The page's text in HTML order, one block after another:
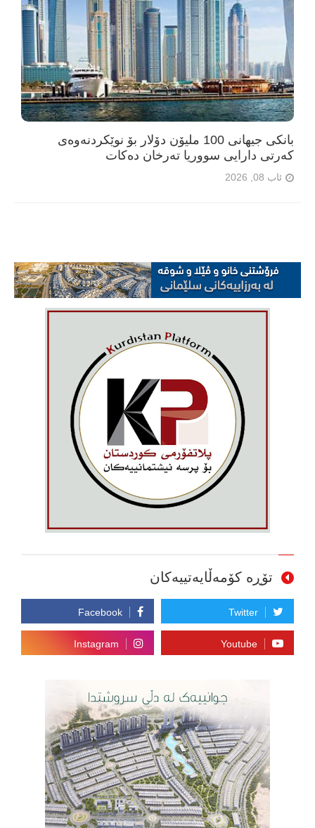
بانکی جیهانی 100 ملیۆن دۆلار بۆ نوێکردنەوەی
کەرتی دارایی سووریا تەرخان دەکات
ئاب 08, 2026
تۆڕە کۆمەڵایەتییەکان